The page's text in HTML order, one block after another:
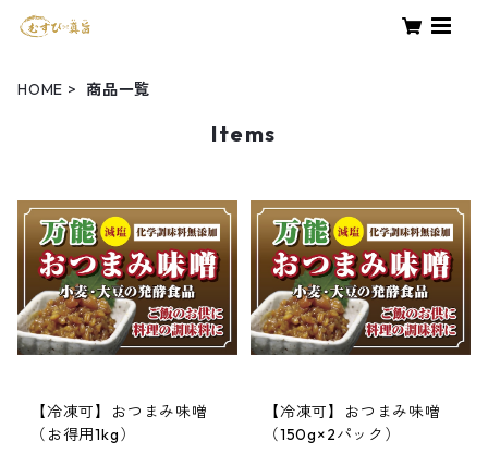
HOME 商品一覧
Items
【冷凍可】おつまみ味噌
（お得用1kg）
【冷凍可】おつまみ味噌
（150g×2パック）